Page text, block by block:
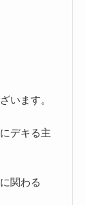
います。
デキる主
関わる